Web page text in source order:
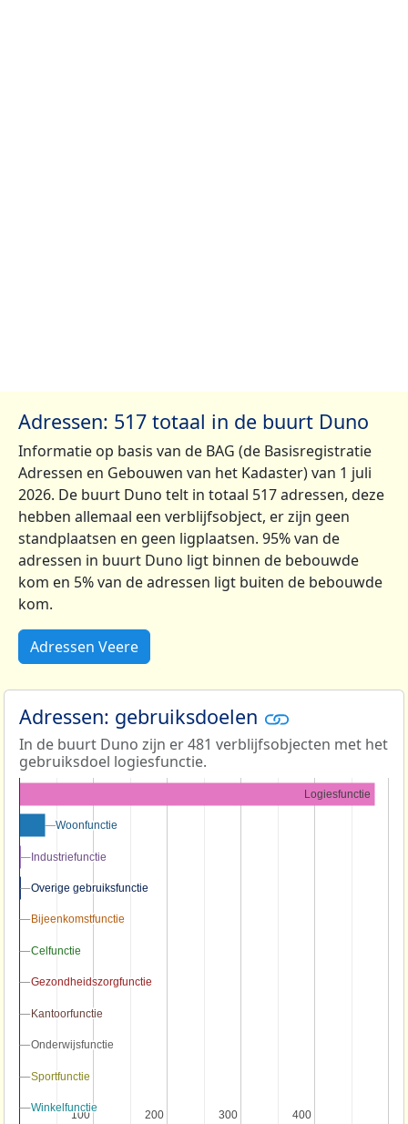
Adressen: 517 totaal in de buurt Duno
Informatie op basis van de BAG (de Basisregistratie
Adressen en Gebouwen van het Kadaster) van 1 juli
2026. De buurt Duno telt in totaal 517 adressen, deze
hebben allemaal een verblijfsobject, er zijn geen
standplaatsen en geen ligplaatsen. 95% van de
adressen in buurt Duno ligt binnen de bebouwde
kom en 5% van de adressen ligt buiten de bebouwde
kom.
Adressen Veere
Adressen: gebruiksdoelen
In de buurt Duno zijn er 481 verblijfsobjecten met het
gebruiksdoel logiesfunctie.
100
100 200
200 300
300 400
400
Logiesfunctie
Woonfunctie
Woonfunctie
Industriefunctie
Industriefunctie
Overige gebruiksfunctie
Overige gebruiksfunctie
Bijeenkomstfunctie
Bijeenkomstfunctie
Celfunctie
Celfunctie
Gezondheidszorgfunctie
Gezondheidszorgfunctie
Kantoorfunctie
Kantoorfunctie
Onderwijsfunctie
Onderwijsfunctie
Sportfunctie
Sportfunctie
Winkelfunctie
Winkelfunctie